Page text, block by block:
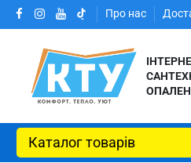
Про нас
Каталог товарів